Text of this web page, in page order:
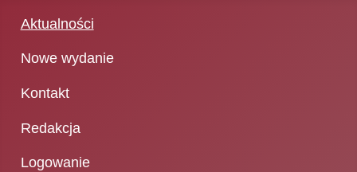
Aktualności
Nowe wydanie
Kontakt
Redakcja
Logowanie